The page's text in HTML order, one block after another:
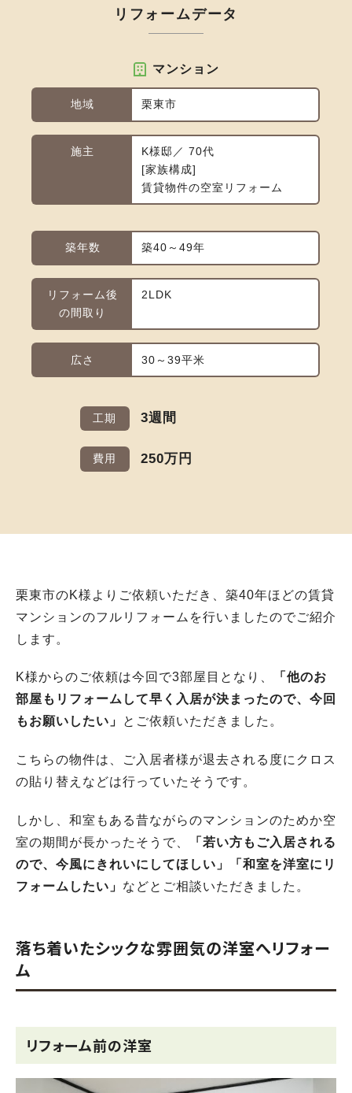
リフォームデータ
マンション
地域 栗東市
施主
K様邸／ 70代
家族構成
賃貸物件の空室リフォーム
築年数 築40～49年
リフォーム後
の間取り
2LDK
広さ 30～39平米
工期 3週間
費用 250万円
栗東市のK様よりご依頼いただき、築40年ほどの賃貸
マンションのフルリフォームを行いましたのでご紹介
します。
K様からのご依頼は今回で3部屋目となり、
「他のお
部屋もリフォームして早く入居が決まったので、今回
もお願いしたい」
とご依頼いただきました。
こちらの物件は、ご入居者様が退去される度にクロス
の貼り替えなどは行っていたそうです。
しかし、和室もある昔ながらのマンションのためか空
室の期間が長かったそうで、
「若い方もご入居される
ので、今風にきれいにしてほしい」「和室を洋室にリ
フォームしたい」 などとご相談いただきました。
落ち着いたシックな雰囲気の洋室へリフォー
ム
リフォーム前の洋室